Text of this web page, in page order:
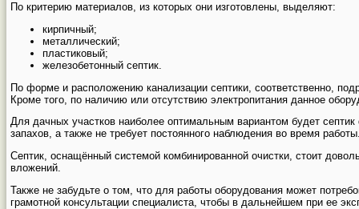
По критерию материалов, из которых они изготовлены, выделяют:
кирпичный;
металлический;
пластиковый;
железобетонный септик.
По форме и расположению канализации септики, соответственно,
Кроме того, по наличию или отсутствию электропитания данное
Для дачных участков наиболее оптимальным вариантом будет
запахов, а также не требует постоянного наблюдения во время
Септик, оснащённый системой комбинированной очистки, стоит
вложений.
Также не забудьте о том, что для работы оборудования может
грамотной консультации специалиста, чтобы в дальнейшем при ее